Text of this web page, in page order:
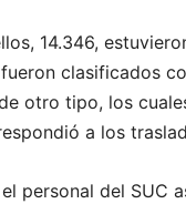
14.346,
clasificados
otro tipo, los
a los
personal del SUC